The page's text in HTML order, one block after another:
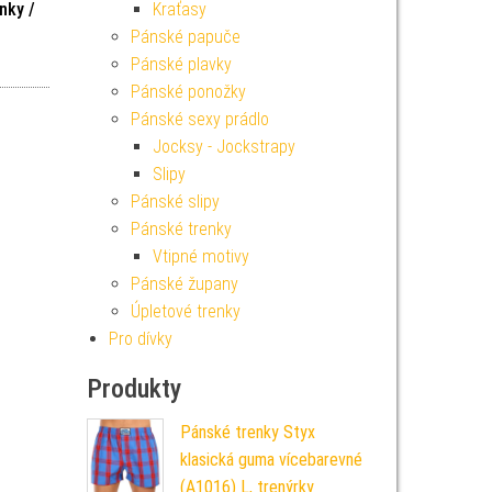
/
Kraťasy
Pánské papuče
Pánské plavky
Pánské ponožky
Pánské sexy prádlo
Jocksy - Jockstrapy
Slipy
Pánské slipy
Pánské trenky
Vtipné motivy
Pánské župany
Úpletové trenky
Pro dívky
Produkty
Pánské trenky Styx
klasická guma vícebarevné
(A1016) L, trenýrky